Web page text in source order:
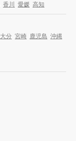
香川 愛媛 高知
大分 宮崎 鹿児島 沖縄